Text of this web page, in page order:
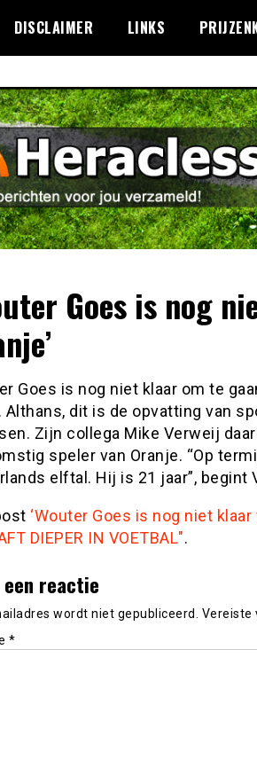
DISCLAIMER LINKS
Goes is nog
Goes is nog niet klaar om te
Althans, dit is de opvatting van
Zijn collega Mike Verweij
speler van Oranje. “Op
elftal. Hij is 21 jaar”, begint
‘Wouter Goes is nog niet klaar
DIEPER IN VOETBAL".
een reactie
wordt niet gepubliceerd. Vereiste
*